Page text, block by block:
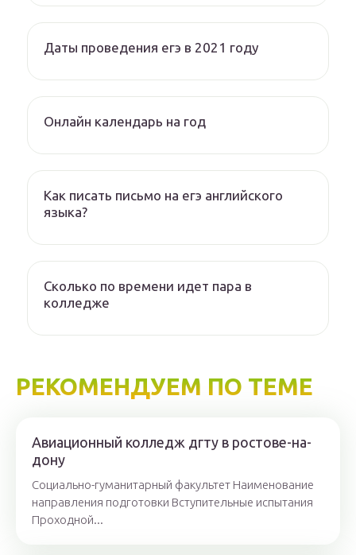
Даты проведения егэ в 2021 году
Онлайн календарь на год
Как писать письмо на егэ английского
языка?
Сколько по времени идет пара в
колледже
РЕКОМЕНДУЕМ ПО ТЕМЕ
Авиационный колледж дгту в ростове-на-
дону
Социально-гуманитарный факультет Наименование
направления подготовки Вступительные испытания
Проходной...